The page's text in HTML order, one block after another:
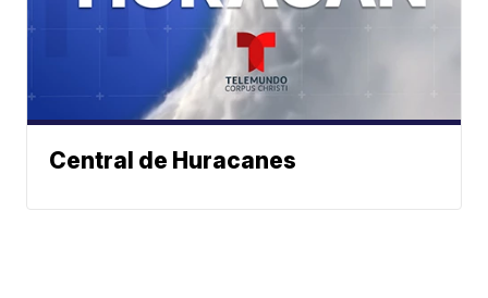
Central de Huracanes